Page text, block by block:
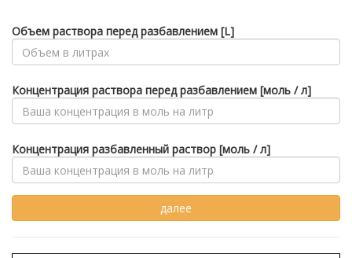
Объем раствора перед разбавлением [L]
Концентрация раствора перед разбавлением [моль / л]
Концентрация разбавленный раствор [моль / л]